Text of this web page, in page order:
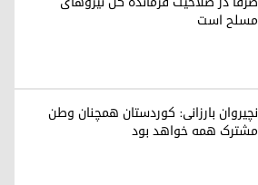
مسلح است
نچیروان بارزانی: کوردستان همچنان وطن
مشترک همه خواهد بود